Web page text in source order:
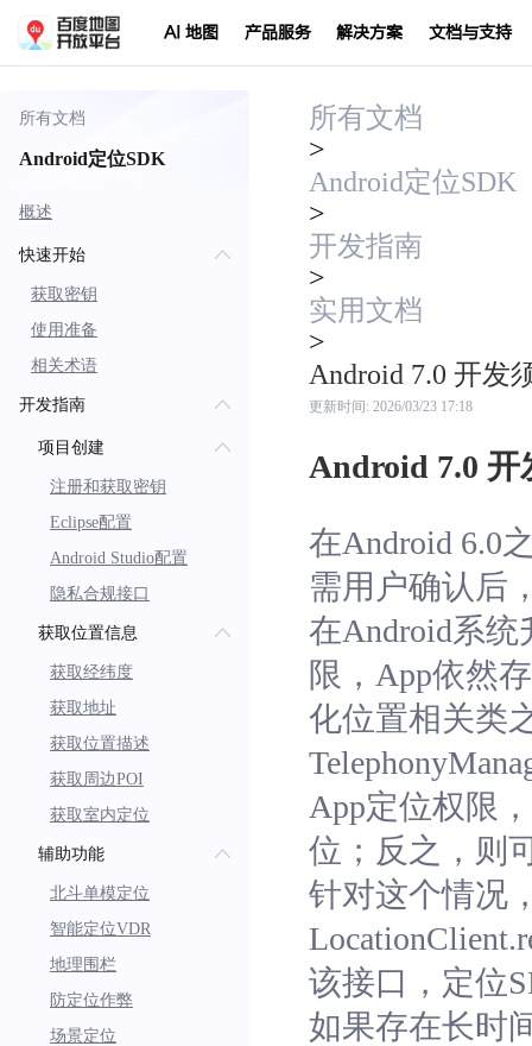
AI 地图 产品服务 解决方案 文档与支持
所有文档
Android定位SDK
概述
快速开始
获取密钥
使用准备
相关术语
开发指南
项目创建
注册和获取密钥
Eclipse配置
Android Studio配置
隐私合规接口
获取位置信息
获取经纬度
获取地址
获取位置描述
获取周边POI
获取室内定位
辅助功能
北斗单模定位
智能定位VDR
地理围栏
防定位作弊
场景定位
所有文档
>
Android定位SDK
>
开发指南
>
实用文档
>
Android 7.0 开发
更新时间: 2026/03/23 17:18
Android 7.0 开
在Android 6.0
需用户确认后
在Android系
限，App依然
化位置相关类
App定位权限
位；反之，则
针对这个情况
该接口，定位
如果存在长时